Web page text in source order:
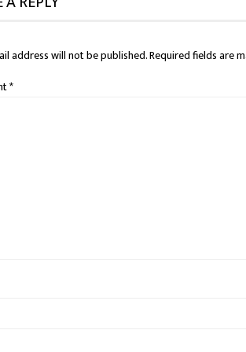
address will not be published.Required fields are
*